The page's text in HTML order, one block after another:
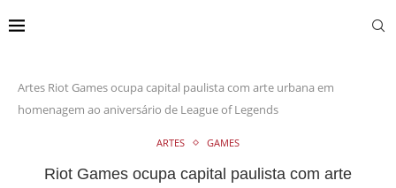
Artes Riot Games ocupa capital paulista com arte urbana em
homenagem ao aniversário de League of Legends
ARTES GAMES
Riot Games ocupa capital paulista com arte